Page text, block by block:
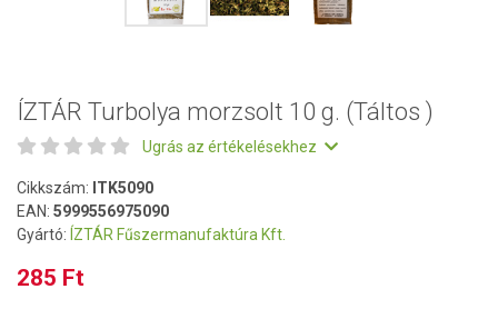
ÍZTÁR Turbolya morzsolt 10 g. (Táltos )
Ugrás az értékelésekhez
Cikkszám: ITK5090
EAN: 5999556975090
Gyártó: ÍZTÁR Fűszermanufaktúra Kft.
285 Ft